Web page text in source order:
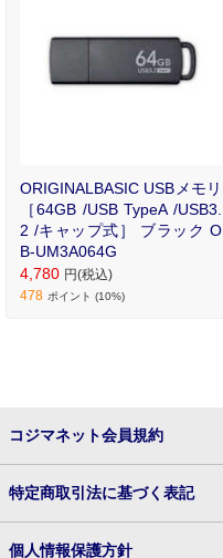
ORIGINALBASIC USBメモリ
［64GB /USB TypeA /USB3.
2 /キャップ式］ ブラック O
B-UM3A064G
4,780 円(税込)
478 ポイント (10%)
コジマネット会員規約
特定商取引法に基づく表記
個人情報保護方針